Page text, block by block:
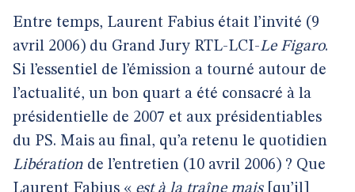
Entre temps, Laurent Fabius était l’invité (9
avril 2006) du Grand Jury RTL-LCI-Le Figaro.
Si l’essentiel de l’émission a tourné autour de
l’actualité, un bon quart a été consacré à la
présidentielle de 2007 et aux présidentiables
du PS. Mais au final, qu’a retenu le quotidien
Libération de l’entretien (10 avril 2006) ? Que
Laurent Fabius « est à la traîne mais[qu’il]